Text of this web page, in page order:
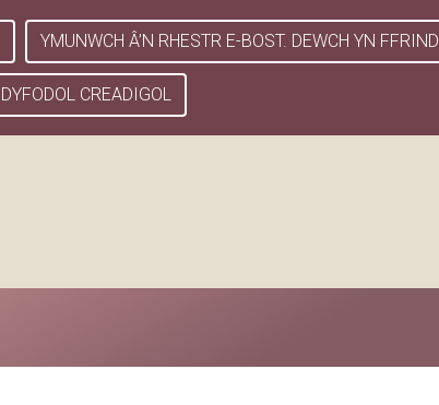
YMUNWCH Â’N RHESTR E-BOST. DEWCH YN FFRIND
DYFODOL CREADIGOL